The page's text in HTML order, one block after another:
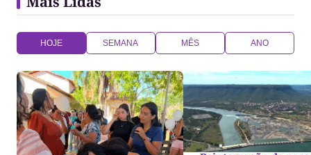
HOJE SEMANA MÊS ANO